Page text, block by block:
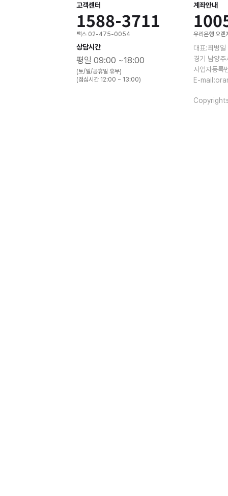
고객센터
1588-3711
팩스 02-475-0054
상담시간
평일 09:00 ~18:00
(토/일/공휴일 휴무)
(점심시간 12:00 ~ 13:00)
계좌안내
우리은행 오렌
대표:최병
경기 남양
사업자등
E-